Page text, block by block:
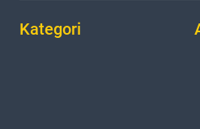
Kategori